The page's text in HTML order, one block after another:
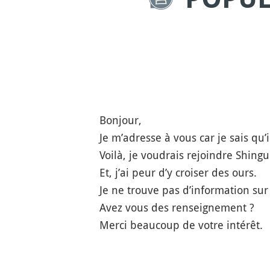
Bonjour,
Je m’adresse à vous car je sais
Voilà, je voudrais rejoindre
Et, j’ai peur d’y croiser des ours.
Je ne trouve pas d’information
Avez vous des renseignement ?
Merci beaucoup de votre intérêt.